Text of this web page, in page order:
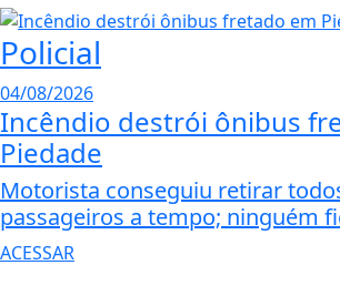
Policial
04/08/2026
Incêndio destrói ônibus
Piedade
Motorista conseguiu retirar
passageiros a tempo; ninguém
ACESSAR